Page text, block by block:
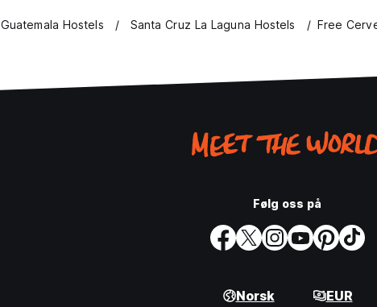
Guatemala Hostels Santa Cruz La Laguna Hostels Free
Følg oss på
Norsk EUR